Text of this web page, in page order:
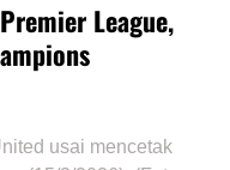
League,
usai mencetak